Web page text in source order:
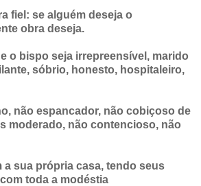
fiel: se alguém deseja o
obra deseja.
o bispo seja irrepreensível, marido
sóbrio, honesto, hospitaleiro,
não espancador, não cobiçoso de
moderado, não contencioso, não
a sua própria casa, tendo seus
toda a modéstia